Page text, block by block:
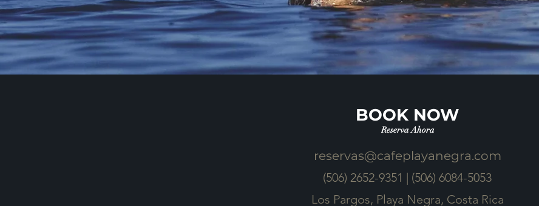
BOOK NOW
Reserva Ahora
reservas@cafeplayanegra.com
(506) 2652-9351 | (506) 6084-5053
Los Pargos, Playa Negra, Costa Rica